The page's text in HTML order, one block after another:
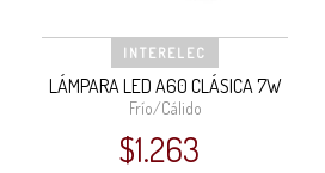
INTERELEC
LÁMPARA LED A60 CLÁSICA 7W
Frío/Cálido
$1.263